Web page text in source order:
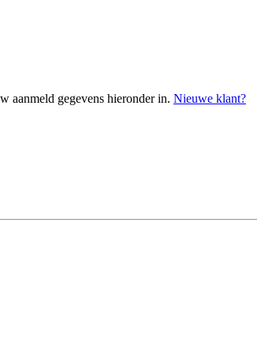
aanmeld gegevens hieronder in. Nieuwe klant?